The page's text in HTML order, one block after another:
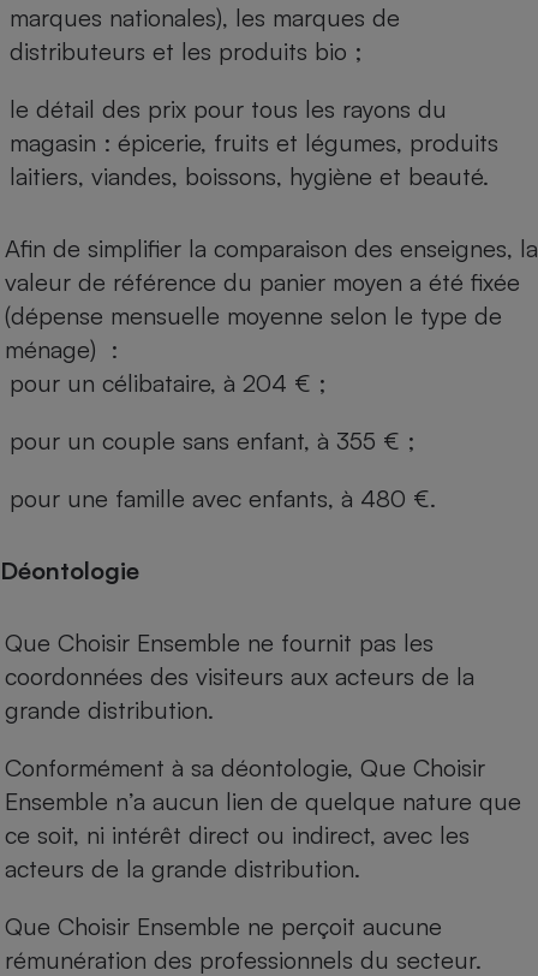
marques nationales), les marques de
distributeurs et les produits bio ;
le détail des prix pour tous les rayons du
magasin : épicerie, fruits et légumes, produits
laitiers, viandes, boissons, hygiène et beauté.
Afin de simplifier la comparaison des enseignes, la
valeur de référence du panier moyen a été fixée
(dépense mensuelle moyenne selon le type de
ménage) :
pour un célibataire, à 204 € ;
pour un couple sans enfant, à 355 € ;
pour une famille avec enfants, à 480 €.
Déontologie
Que Choisir Ensemble ne fournit pas les
coordonnées des visiteurs aux acteurs de la
grande distribution.
Conformément à sa déontologie, Que Choisir
Ensemble n’a aucun lien de quelque nature que
ce soit, ni intérêt direct ou indirect, avec les
acteurs de la grande distribution.
Que Choisir Ensemble ne perçoit aucune
rémunération des professionnels du secteur.